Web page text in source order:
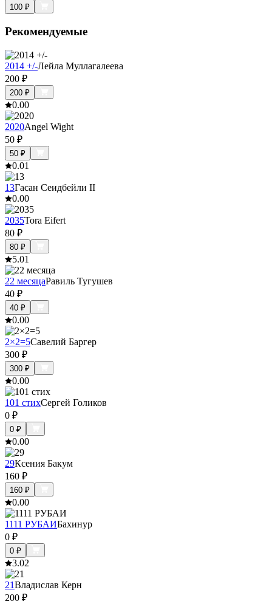
100 ₽
Рекомендуемые
2014 +/-Лейла Муллагалеева
200 ₽
200 ₽
0.00
2020Angel Wight
50 ₽
50 ₽
0.01
13Гасан Сеидбейли II
0.00
2035Tora Eifert
80 ₽
80 ₽
5.01
22 месяцаРавиль Тугушев
40 ₽
40 ₽
0.00
2×2=5Савелий Баргер
300 ₽
300 ₽
0.00
101 стихСергей Голиков
0 ₽
0 ₽
0.00
29Ксения Бакум
160 ₽
160 ₽
0.00
1111 РУБАИБахинур
0 ₽
0 ₽
3.02
21Владислав Керн
200 ₽